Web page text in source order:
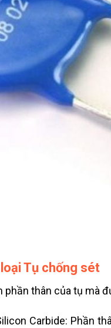
Tụ chống sét
phần thân của tụ mà
Carbide: Phần